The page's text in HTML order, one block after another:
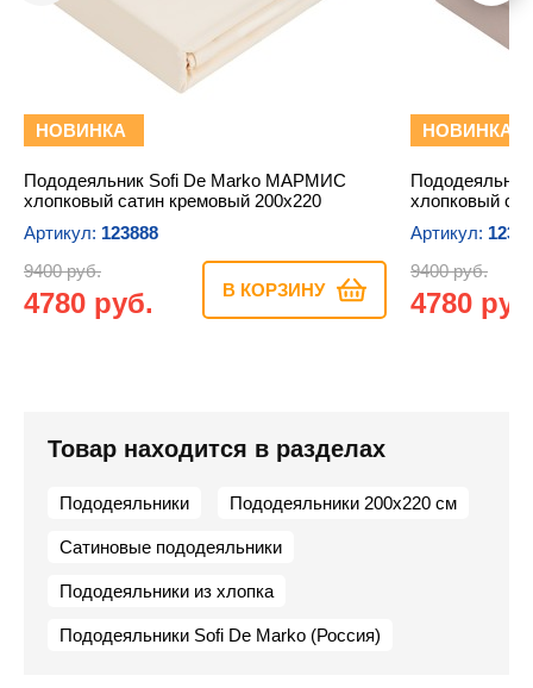
НОВИНКА
Пододеяльник Sofi De Marko МАРМИС
хлопковый сатин кремовый 200х220
Артикул: 123888
9400 руб.
4780 руб. В КОРЗИНУ
НОВИНКА
хлопковый
Артикул:
9400 руб.
4780
Товар находится в разделах
Пододеяльники Пододеяльники 200х220 см
Сатиновые пододеяльники
Пододеяльники из хлопка
Пододеяльники Sofi De Marko (Россия)